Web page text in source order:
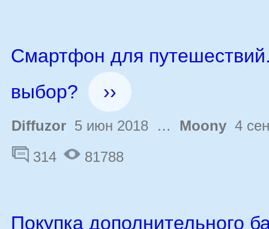
Смартфон для
выбор?
››
Diffuzor 5 июн 2018 … Moony 4
314
81788
Покупка дополнительного